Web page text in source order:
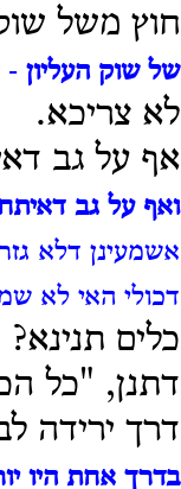
חוץ משל
של שוק העליון -
לא צריכא.
אף על גב
ואף על גב
אשמעינן דלא
דכולי האי לא
כלים תנינא?
דתנן, "כל
דרך ירידה
בדרך אחת היו